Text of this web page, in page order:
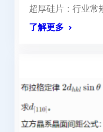
超厚硅片：行业常
了解更多